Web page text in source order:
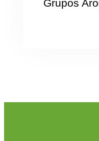
Grupos